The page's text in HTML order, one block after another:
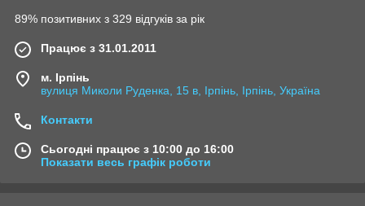
89% позитивних з 329 відгуків за рік
Працює з 31.01.2011
м. Ірпінь
вулиця Миколи Руденка, 15 в, Ірпінь, Ірпінь, Україна
Контакти
Сьогодні працює з 10:00 до 16:00
Показати весь графік роботи